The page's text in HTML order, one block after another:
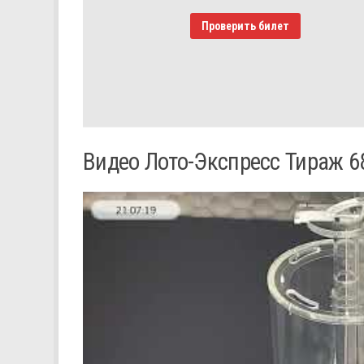
Проверить билет
Видео Лото-Экспресс Тираж